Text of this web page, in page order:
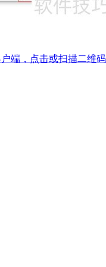
端，点击或扫描二维